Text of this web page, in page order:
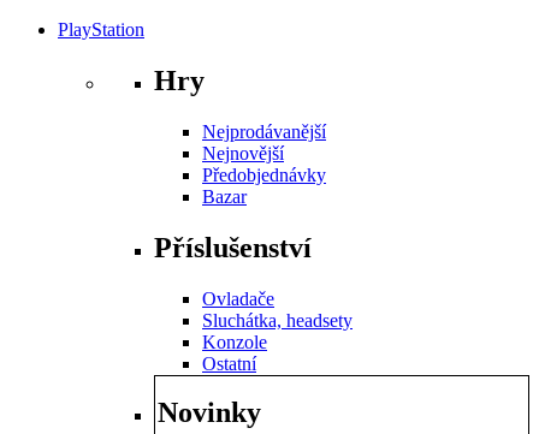
PlayStation
Hry
Nejprodávanější
Nejnovější
Předobjednávky
Bazar
Příslušenství
Ovladače
Sluchátka, headsety
Konzole
Ostatní
Novinky